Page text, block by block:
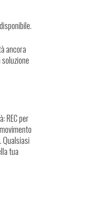
ancora
REC per
Qualsiasi
tua